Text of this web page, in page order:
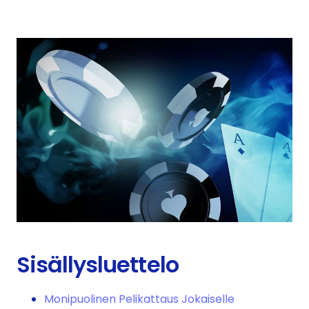
Sisällysluettelo
Monipuolinen Pelikattaus Jokaiselle